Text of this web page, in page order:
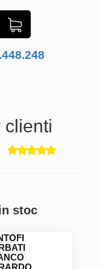
clienti
stoc